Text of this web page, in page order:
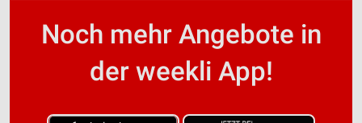
Noch mehr Angebote in
der weekli App!